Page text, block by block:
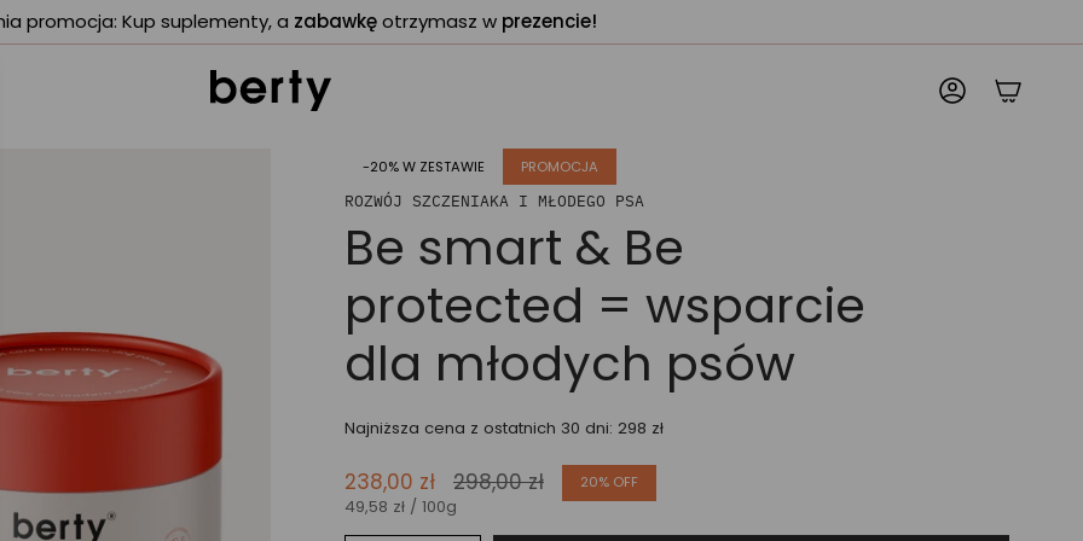
promocja: Kup suplementy, a zabawkęotrzymasz w prezencie!
KONTO
-20% W ZESTAWIE PROMOCJA
ROZWÓJ SZCZENIAKA I MŁODEGO PSA
Be smart & Be
protected = wsparcie
dla młodych psów
Najniższa cena z ostatnich 30 dni: 298 zł
238,00 zł
Cena
regularna
298,00 zł
Cena
49,58 zł /za
100g
20% OFF